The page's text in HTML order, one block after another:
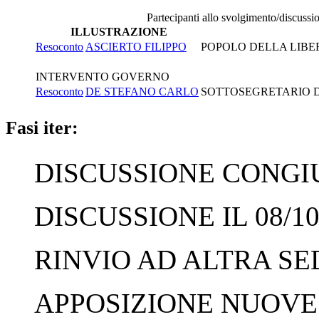
Partecipanti allo svolgimento/
ILLUSTRAZIONE
Resoconto ASCIERTO FILIPPO POPOLO DELLA
INTERVENTO GOVERNO
ResocontoDE STEFANO CARLO SOTTOSEGRETARIO
Fasi iter:
DISCUSSIONE
DISCUSSIONE IL 08/
RINVIO AD ALTRA
APPOSIZIONE